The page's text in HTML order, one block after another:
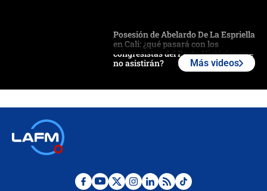
Posesión de Abelardo De La Espriella
en Cali: ¿qué pasará con los
congresistas del Pacto Histórico que
no asistirán?
¿Por qué De la Espriella gobernará
Más videos